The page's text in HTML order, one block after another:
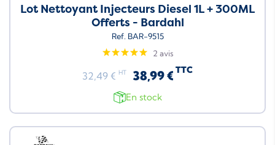
Lot Nettoyant Injecteurs Diesel 1L + 300ML
Offerts - Bardahl
Ref. BAR-9515
2 avis
32,49 € HT 38,99 € TTC
En stock
Neuf